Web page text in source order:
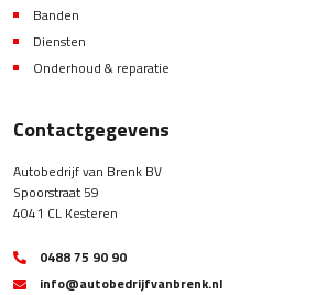
Banden
Diensten
Onderhoud & reparatie
Contactgegevens
Autobedrijf van Brenk BV
Spoorstraat 59
4041 CL Kesteren
0488 75 90 90
info@autobedrijfvanbrenk.nl